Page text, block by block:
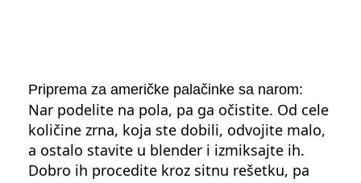
Priprema za američke palačinke sa narom:
Nar podelite na pola, pa ga očistite. Od cele
količine zrna, koja ste dobili, odvojite malo,
a ostalo stavite u blender i izmiksajte ih.
Dobro ih procedite kroz sitnu rešetku, pa